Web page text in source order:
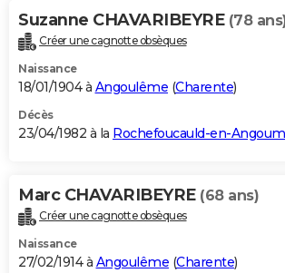
Suzanne CHAVARIBEYRE (78
Créer une cagnotte obsèques
Naissance
18/01/1904 à Angoulême (Charente)
Décès
23/04/1982 à la Rochefoucauld-en-
Marc CHAVARIBEYRE (68 ans)
Créer une cagnotte obsèques
Naissance
27/02/1914 à Angoulême (Charente)